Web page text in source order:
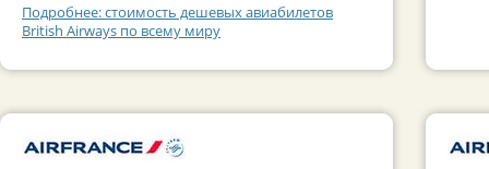
Подробнее: стоимость дешевых авиабилетов
British Airways по всему миру